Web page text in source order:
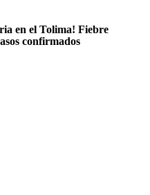
en el Tolima! Fiebre
confirmados